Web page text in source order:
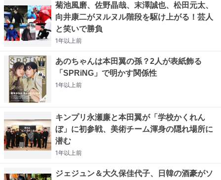
菊池風磨、佐野晶哉、末澤誠也、松田元太、
向井康二がヌルヌル階段を駆け上がる！芸人
と笑いで勝負
1年以上前
あのちゃんは本田翼の孫？2人が表紙飾る
「SPRiNG」で明かす関係性
1年以上前
キンプリ永瀬廉と本田翼が「学校かくれん
ぼ」に初参戦、美術チーム渾身の隠れ場所に
潜む
1年以上前
ジェジュン＆大久保佳代子、日韓の酒豪がソ